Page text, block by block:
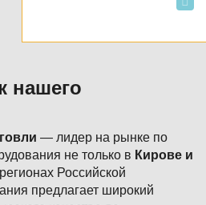
Пекарни
нашего
— лидер на рынке по
не только в Кирове и
Российской
предлагает широкий